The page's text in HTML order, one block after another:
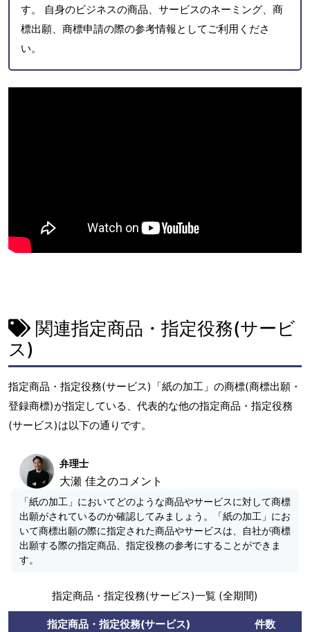
す。 自身のビジネスの商品、サービスのネーミング、商
標出願、商標申請の際の参考情報としてご利用くださ
い。
関連指定商品・指定役務(サービ
ス)
指定商品・指定役務(サービス)「紙の加工」の商標(商標出願・
登録商標)が指定している、代表的な他の指定商品・指定役務
(サービス)は以下の通りです。
弁理士
大瀬 佳之のコメント
「紙の加工」においてどのような商品やサービスに対して商標
出願がされているのか確認してみましょう。「紙の加工」にお
いて商標出願の際に指定された商品やサービスは、自社が商標
出願する際の指定商品、指定役務の参考にすることができま
す。
指定商品・指定役務(サービス)一覧 (全期間)
指定商品・指定役務(サービス) 件数